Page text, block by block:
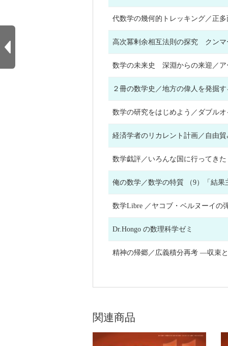
代数学の幾何的トレッキング
高次冪剰余相互法則の探究 ク
数学の未来史 深淵からの来迎
２冊の数学史／地方の偉人を
数学の研究をはじめよう／ダ
経済学者のリカレント計画／自
数学戯評／いろんな国に行っ
俺の数学／数学の特質 （9）「
数学Libre ／ヤコブ・ベルヌー
Dr.Hongo の数理科学ゼミ
精神の帰郷／広義積分再考 ―収
関連商品